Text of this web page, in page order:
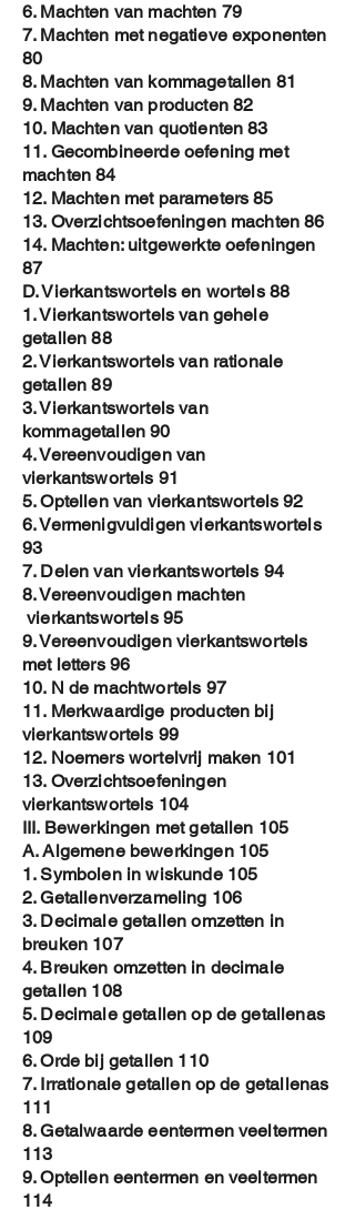
6. Machten van machten 79
7. Machten met negatieve exponenten
80
8. Machten van kommagetallen 81
9. Machten van producten 82
10. Machten van quotienten 83
11. Gecombineerde oefening met
machten 84
12. Machten met parameters 85
13. Overzichtsoefeningen machten 86
14. Machten: uitgewerkte oefeningen
87
D. Vierkantswortels en wortels 88
1. Vierkantswortels van gehele
getallen 88
2. Vierkantswortels van rationale
getallen 89
3. Vierkantswortels van
kommagetallen 90
4. Vereenvoudigen van
vierkantswortels 91
5. Optellen van vierkantswortels 92
6. Vermenigvuldigen vierkantswortels
93
7. Delen van vierkantswortels 94
8. Vereenvoudigen machten
vierkantswortels 95
9. Vereenvoudigen vierkantswortels
met letters 96
10. N de machtwortels 97
11. Merkwaardige producten bij
vierkantswortels 99
12. Noemers wortelvrij maken 101
13. Overzichtsoefeningen
vierkantswortels 104
III. Bewerkingen met getallen 105
A. Algemene bewerkingen 105
1. Symbolen in wiskunde 105
2. Getallenverzameling 106
3. Decimale getallen omzetten in
breuken 107
4. Breuken omzetten in decimale
getallen 108
5. Decimale getallen op de getallenas
109
6. Orde bij getallen 110
7. Irrationale getallen op de getallenas
111
8. Getalwaarde eentermen veeltermen
113
9. Optellen eentermen en veeltermen
114